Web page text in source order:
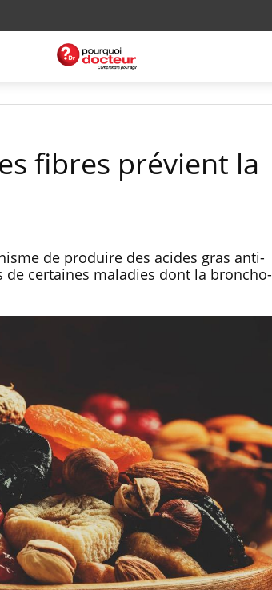
fibres prévient la
de produire des acides gras anti-
certaines maladies dont la broncho-